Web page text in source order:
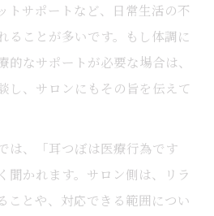
トサポートなど、日常生活の不
ることが多いです。もし体調に
的なサポートが必要な場合は、
し、サロンにもその旨を伝えて
は、「耳つぼは医療行為です
聞かれます。サロン側は、リラ
ことや、対応できる範囲につい